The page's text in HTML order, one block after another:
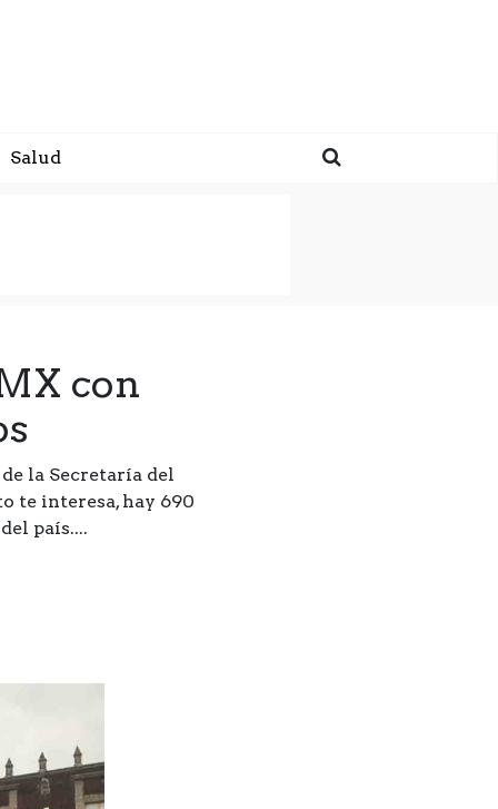
Salud
con
la Secretaría del
te interesa, hay 690
país....